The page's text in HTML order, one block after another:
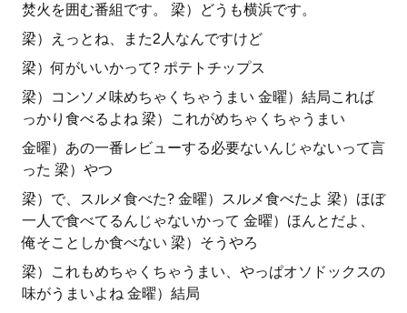
焚火を囲む番組です。 梁）どうも横浜です。
梁）えっとね、また2人なんですけど
梁）何がいいかって? ポテトチップス
梁）コンソメ味めちゃくちゃうまい 金曜）結局これば
っかり食べるよね 梁）これがめちゃくちゃうまい
金曜）あの一番レビューする必要ないんじゃないって言
った 梁）やつ
梁）で、スルメ食べた? 金曜）スルメ食べたよ 梁）ほぼ
一人で食べてるんじゃないかって 金曜）ほんとだよ、
俺そことしか食べない 梁）そうやろ
梁）これもめちゃくちゃうまい、やっぱオソドックスの
味がうまいよね 金曜）結局